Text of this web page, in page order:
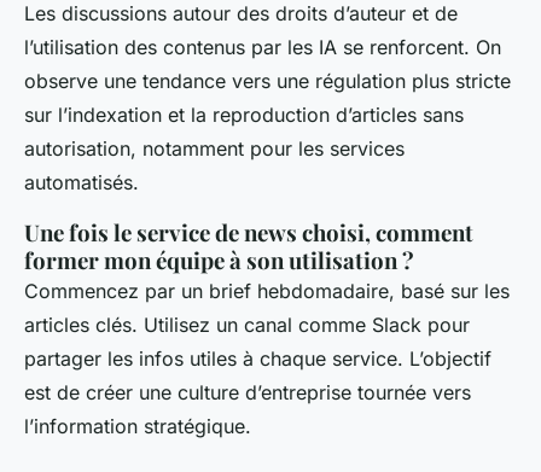
Les discussions autour des droits d’auteur et de
l’utilisation des contenus par les IA se renforcent. On
observe une tendance vers une régulation plus stricte
sur l’indexation et la reproduction d’articles sans
autorisation, notamment pour les services
automatisés.
Une fois le service de news choisi, comment
former mon équipe à son utilisation ?
Commencez par un brief hebdomadaire, basé sur les
articles clés. Utilisez un canal comme Slack pour
partager les infos utiles à chaque service. L’objectif
est de créer une culture d’entreprise tournée vers
l’information stratégique.